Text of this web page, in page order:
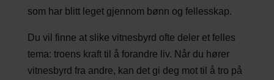
som har blitt leget gjennom bønn og fellesskap.
Du vil finne at slike vitnesbyrd ofte deler et felles
tema: troens kraft til å forandre liv. Når du hører
vitnesbyrd fra andre, kan det gi deg mot til å tro på